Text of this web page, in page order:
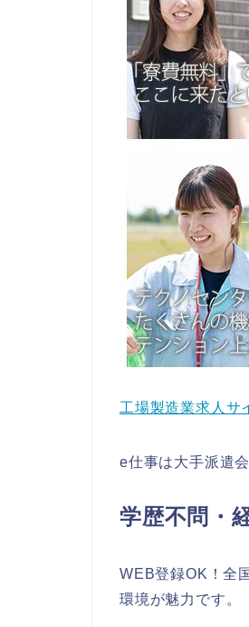
工場製造業求人サ
e仕事は大手派遣
学歴不問・
WEB登録OK！全
環境が魅力です。